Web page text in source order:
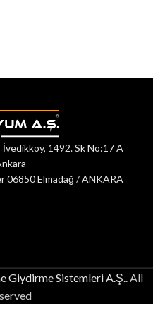
İvedikköy, 1492. Sk No:17 A
06850 Elmadağ / ANKARA
Giydirme Sistemleri A.Ş. . All